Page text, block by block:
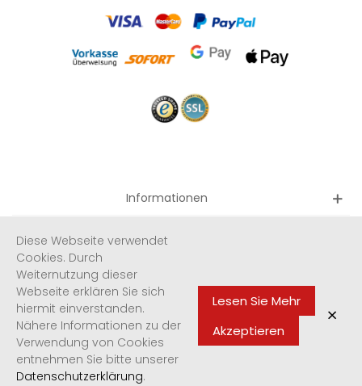
Informationen
Quicklinks
Newsletter
Made with ❤ in Córdoba
Diese Webseite verwendet
Cookies. Durch
Weiternutzung dieser
Webseite erklären Sie sich
hiermit einverstanden.
Nähere Informationen zu der
Verwendung von Cookies
entnehmen Sie bitte unserer
Datenschutzerklärung.
Lesen Sie Mehr
Akzeptieren
×